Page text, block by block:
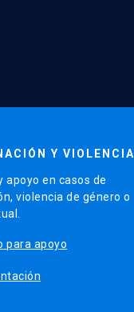
Y VIOLENCIA
apoyo en casos de
violencia de género o
para apoyo